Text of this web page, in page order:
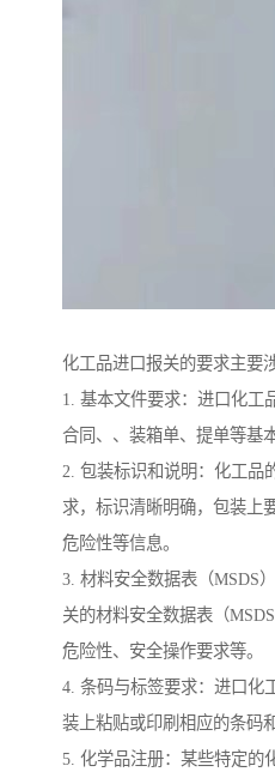
化工品进口报关的要求主要
1. 基本文件要求：进口化工
合同、、装箱单、提单等基
2. 包装标识和说明：化工品
求，标识清晰明确，包装上
危险性等信息。
3. 材料安全数据表（MSDS
关的材料安全数据表（
危险性、安全操作要求等。
4. 条码与标签要求：进口化
装上粘贴或印刷相应的条码
5. 化学品注册：某些特定的